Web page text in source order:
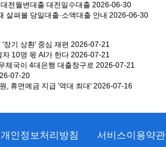
전월변대출 대전일수대출 2026-06-30
살펴볼 당일대출·소액대출 안내 2026-06-30
기 상환' 중심 재편 2026-07-21
10명 몫 AI가 한다 2026-07-21
체국이 4대은행 대출창구로 2026-07-21
07-20
, 휴면예금 지급 '역대 최대' 2026-07-16
개인정보처리방침 서비스이용약관